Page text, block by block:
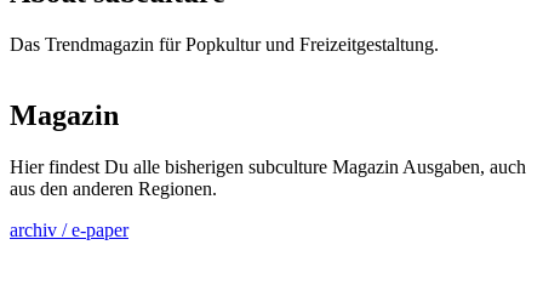
Das Trendmagazin für Popkultur und Freizeitgestaltung.
Magazin
Hier findest Du alle bisherigen subculture Magazin Ausgaben, auch
aus den anderen Regionen.
archiv / e-paper